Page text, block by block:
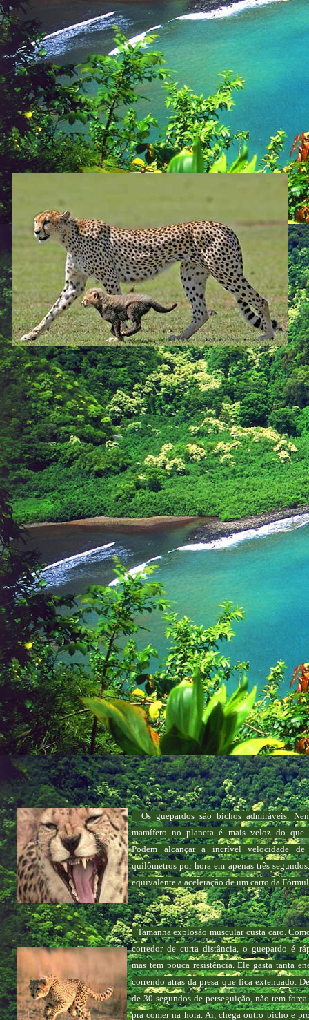
Os guepardos são bichos admiráveis.
mamífero no planeta é mais veloz do que
Podem alcançar a incrível velocidade de
quilômetros por hora em apenas três
equivalente a aceleração de um carro da
Tamanha explosão muscular custa caro.
corredor de curta distância, o guepardo é
mas tem pouca resistência. Ele gasta tanta
correndo atrás da presa que fica extenuado.
de 30 segundos de perseguição, não tem força
pra comer na hora. Aí, chega outro bicho e